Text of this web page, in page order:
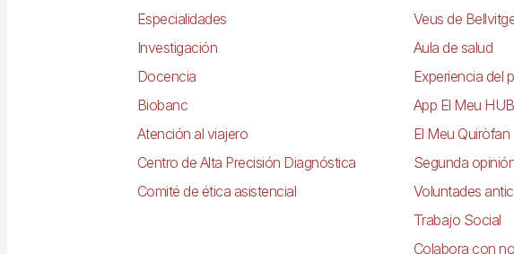
Especialidades
Investigación
Docencia
Biobanc
Atención al viajero
Centro de Alta Precisión Diagnóstica
Comité de ética asistencial
Veus de
Aula de salud
Experiencia del
App El Meu HUB
El Meu Quiròfan
Segunda
Voluntades
Trabajo Social
Colabora con